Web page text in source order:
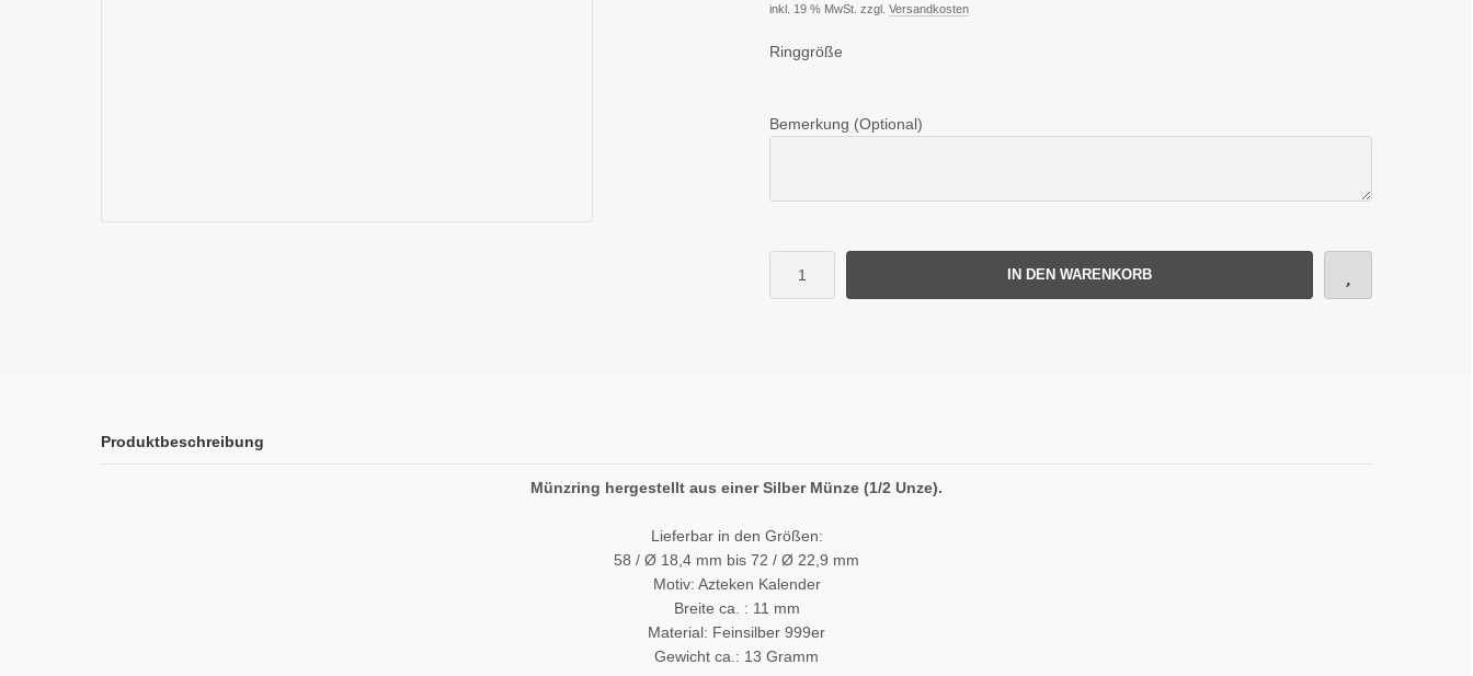
inkl. 19 % MwSt. zzgl. Versandkosten
Ringgröße
Bemerkung (Optional)
IN DEN WARENKORB
Produktbeschreibung
Münzring hergestellt aus einer Silber Münze (1/2 Unze).
Lieferbar in den Größen:
58 / Ø 18,4 mm bis 72 / Ø 22,9 mm
Motiv: Azteken Kalender
Breite ca. : 11 mm
Material: Feinsilber 999er
Gewicht ca.: 13 Gramm